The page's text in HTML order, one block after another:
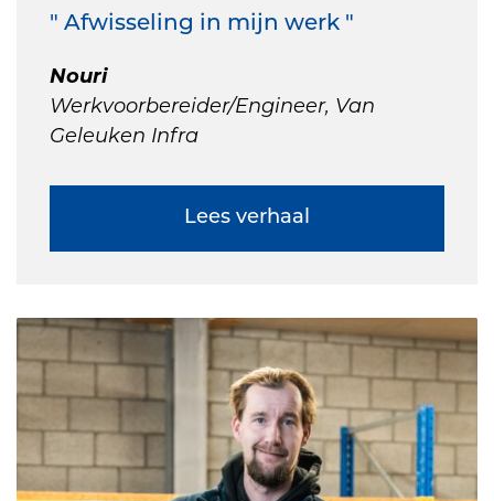
" Afwisseling in mijn werk "
Nouri
Werkvoorbereider/Engineer, Van
Geleuken Infra
Lees verhaal